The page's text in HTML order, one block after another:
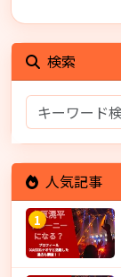
検索
人気記事
1